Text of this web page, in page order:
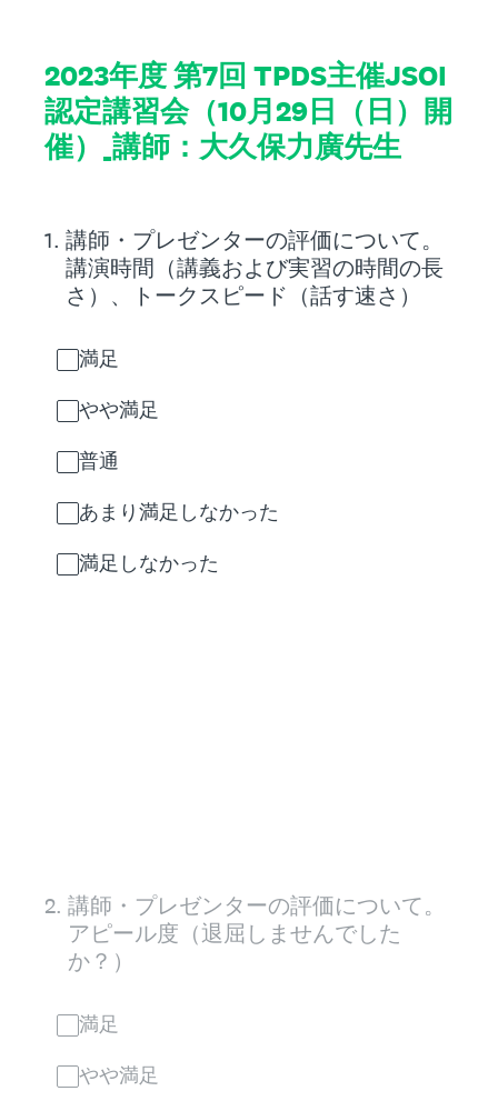
2023年度 第7回 TPDS主催JSOI
認定講習会（10月29日（日）開
催）_講師：大久保力廣先生
1. 講師・プレゼンターの評価について。
講演時間（講義および実習の時間の長
さ）、トークスピード（話す速さ）
満足
やや満足
普通
あまり満足しなかった
満足しなかった
2. 講師・プレゼンターの評価について。
アピール度（退屈しませんでした
か？）
満足
やや満足